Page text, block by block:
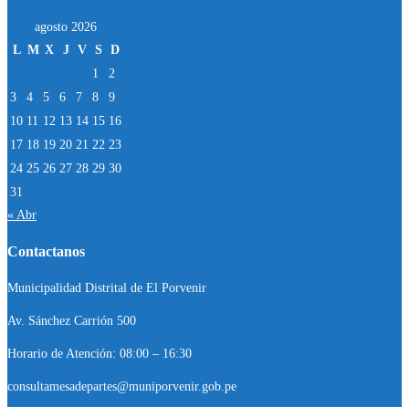
agosto 2026
L M X J V S D
1
2
3
4 5 6 7 8
9
10 11 12 13 14 15 16
17 18 19 20 21 22 23
24 25 26 27 28 29 30
31
« Abr
Contactanos
Municipalidad Distrital de El Porvenir
Av. Sánchez Carrión 500
Horario de Atención: 08:00 – 16:30
consultamesadepartes@muniporvenir.gob.pe